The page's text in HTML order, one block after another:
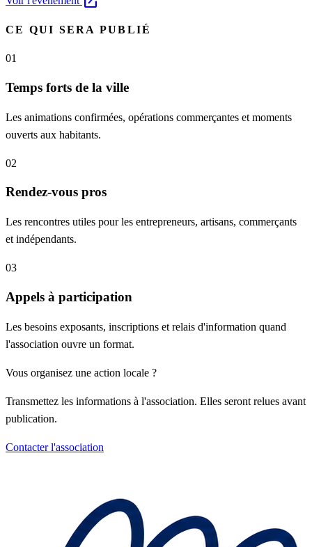
CE QUI SERA PUBLIÉ
01
Temps forts de la ville
Les animations confirmées, opérations commerçantes et moments
ouverts aux habitants.
02
Rendez-vous pros
Les rencontres utiles pour les entrepreneurs, artisans, commerçants
et indépendants.
03
Appels à participation
Les besoins exposants, inscriptions et relais d'information quand
l'association ouvre un format.
Vous organisez une action locale ?
Transmettez les informations à l'association. Elles seront relues avant
publication.
Contacter l'association